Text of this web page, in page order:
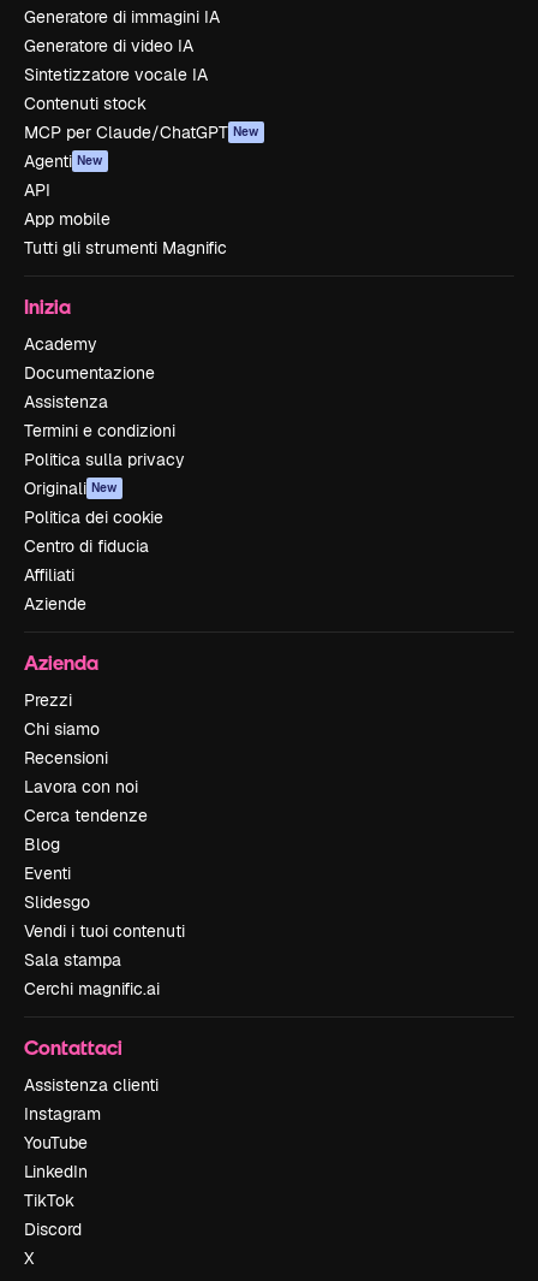
Generatore di immagini IA
Generatore di video IA
Sintetizzatore vocale IA
Contenuti stock
MCP per Claude/ChatGPT New
Agenti New
API
App mobile
Tutti gli strumenti Magnific
Inizia
Academy
Documentazione
Assistenza
Termini e condizioni
Politica sulla privacy
Originali New
Politica dei cookie
Centro di fiducia
Affiliati
Aziende
Azienda
Prezzi
Chi siamo
Recensioni
Lavora con noi
Cerca tendenze
Blog
Eventi
Slidesgo
Vendi i tuoi contenuti
Sala stampa
Cerchi magnific.ai
Contattaci
Assistenza clienti
Instagram
YouTube
LinkedIn
TikTok
Discord
X